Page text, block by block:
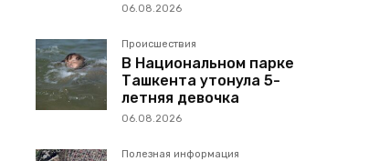
06.08.2026
Происшествия
В Национальном парке
Ташкента утонула 5-
летняя девочка
06.08.2026
Полезная информация